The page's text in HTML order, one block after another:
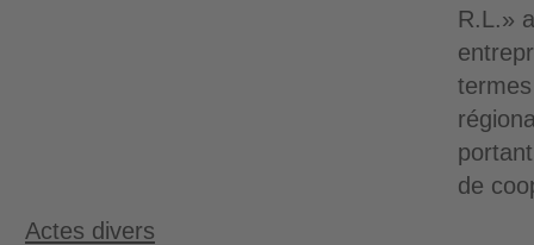
R.L.»
de
Actes divers